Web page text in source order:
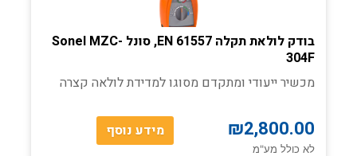
בודק לולאת תקלה EN 61557, סונל Sonel MZC-
304F
מכשיר ייעודי ומתקדם מסוגו למדידת לולאה קצרה
₪2,800.00
לא כולל מע"מ
מידע נוסף